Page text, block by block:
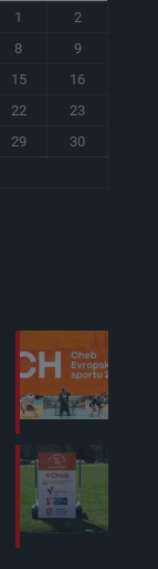
1
2
8
9
15
16
22
23
29
30